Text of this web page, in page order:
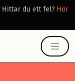
Hittar du ett fel? Hör